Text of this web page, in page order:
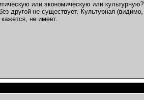
или экономическую или
другой не существует. Культурная
не имеет.